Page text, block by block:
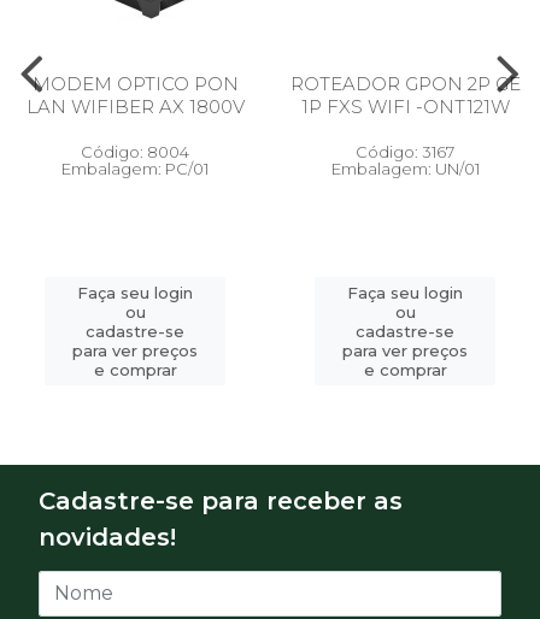
MODEM OPTICO PON
LAN WIFIBER AX 1800V
Código: 8004
Embalagem: PC/01
Faça seu login
ou
cadastre-se
para ver preços
e comprar
ROTEADOR GPON 2P GE
1P FXS WIFI -ONT121W
Código: 3167
Embalagem: UN/01
Faça seu login
ou
cadastre-se
para ver preços
e comprar
Cadastre-se para receber as
novidades!